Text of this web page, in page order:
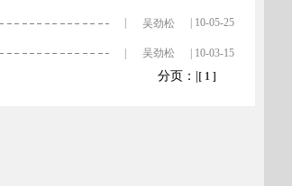
| 吴劲松 | 10-05-25
| 吴劲松 | 10-03-15
分页：| [ 1 ]